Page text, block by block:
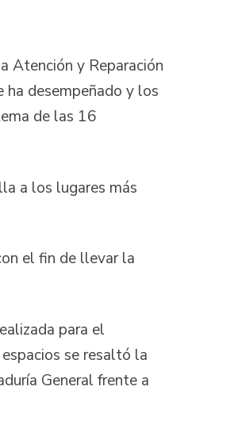
Atención y Reparación
desempeñado y los
de las 16
a los lugares más
el fin de llevar la
para el
se resaltó la
General frente a